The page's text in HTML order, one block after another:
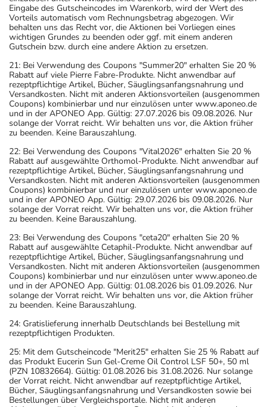
Eingabe des Gutscheincodes im Warenkorb, wird der Wert des
Vorteils automatisch vom Rechnungsbetrag abgezogen. Wir
behalten uns das Recht vor, die Aktionen bei Vorliegen eines
wichtigen Grundes zu beenden oder ggf. mit einem anderen
Gutschein bzw. durch eine andere Aktion zu ersetzen.
21: Bei Verwendung des Coupons "Summer20" erhalten Sie 20 %
Rabatt auf viele Pierre Fabre-Produkte. Nicht anwendbar auf
rezeptpflichtige Artikel, Bücher, Säuglingsanfangsnahrung und
Versandkosten. Nicht mit anderen Aktionsvorteilen (ausgenommen
Coupons) kombinierbar und nur einzulösen unter www.aponeo.de
und in der APONEO App. Gültig: 27.07.2026 bis 09.08.2026. Nur
solange der Vorrat reicht. Wir behalten uns vor, die Aktion früher
zu beenden. Keine Barauszahlung.
22: Bei Verwendung des Coupons "Vital2026" erhalten Sie 20 %
Rabatt auf ausgewählte Orthomol-Produkte. Nicht anwendbar auf
rezeptpflichtige Artikel, Bücher, Säuglingsanfangsnahrung und
Versandkosten. Nicht mit anderen Aktionsvorteilen (ausgenommen
Coupons) kombinierbar und nur einzulösen unter www.aponeo.de
und in der APONEO App. Gültig: 29.07.2026 bis 09.08.2026. Nur
solange der Vorrat reicht. Wir behalten uns vor, die Aktion früher
zu beenden. Keine Barauszahlung.
23: Bei Verwendung des Coupons "ceta20" erhalten Sie 20 %
Rabatt auf ausgewählte Cetaphil-Produkte. Nicht anwendbar auf
rezeptpflichtige Artikel, Bücher, Säuglingsanfangsnahrung und
Versandkosten. Nicht mit anderen Aktionsvorteilen (ausgenommen
Coupons) kombinierbar und nur einzulösen unter www.aponeo.de
und in der APONEO App. Gültig: 01.08.2026 bis 01.09.2026. Nur
solange der Vorrat reicht. Wir behalten uns vor, die Aktion früher
zu beenden. Keine Barauszahlung.
24: Gratislieferung innerhalb Deutschlands bei Bestellung mit
rezeptpflichtigen Produkten.
25: Mit dem Gutscheincode "Merit25" erhalten Sie 25 % Rabatt auf
das Produkt Eucerin Sun Gel-Creme Oil Control LSF 50+, 50 ml
(PZN 10832664). Gültig: 01.08.2026 bis 31.08.2026. Nur solange
der Vorrat reicht. Nicht anwendbar auf rezeptpflichtige Artikel,
Bücher, Säuglingsanfangsnahrung und Versandkosten sowie bei
Bestellungen über Vergleichsportale. Nicht mit anderen